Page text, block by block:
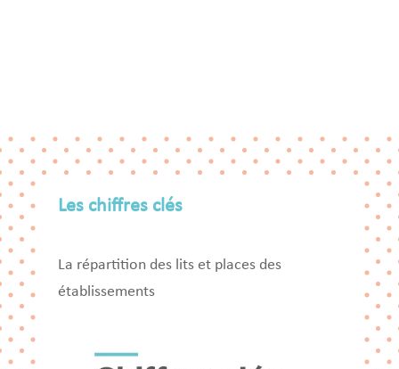
Les chiffres clés
La répartition des lits et places des
établissements